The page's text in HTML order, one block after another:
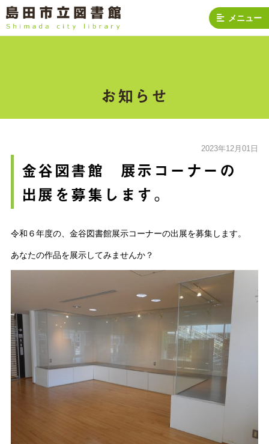
メニュー
お知らせ
2023年12月01日
金谷図書館 展示コーナーの
出展を募集します。
令和６年度の、金谷図書館展示コーナーの出展を募集します。
あなたの作品を展示してみませんか？